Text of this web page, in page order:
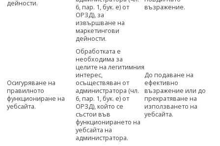
дейности.
6, пар. 1, бук. е) от
ОРЗД), за
извършване на
маркетингови
дейности.
възражение.
Осигуряване на
правилното
функциониране на
уебсайта.
Обработката е
необходима за
целите на легитимния
интерес,
осъществяван от
администратора (чл.
6, пар. 1, бук. е) от
ОРЗД), който се
състои във
функционирането на
уебсайта на
администратора.
До подаване на
ефективно
възражение или до
прекратяване на
използването на
уебсайта.